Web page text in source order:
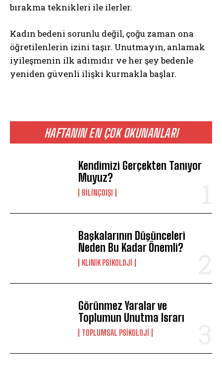
HAFTANIN EN ÇOK OKUNANLARI
Kendimizi Gerçekten Tanıyor
Muyuz?
BILINÇDIŞI
Başkalarının Düşünceleri
Neden Bu Kadar Önemli?
KLINIK PSIKOLOJI
Görünmez Yaralar ve
Toplumun Unutma Israrı
TOPLUMSAL PSIKOLOJI
bırakma teknikleri ile ilerler.
Kadın bedeni sorunlu değil, çoğu zaman ona
öğretilenlerin izini taşır. Unutmayın, anlamak
iyileşmenin ilk adımıdır ve her şey bedenle
yeniden güvenli ilişki kurmakla başlar.